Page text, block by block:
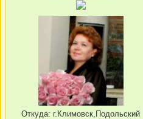
Откуда: г.Климовск,Подольский